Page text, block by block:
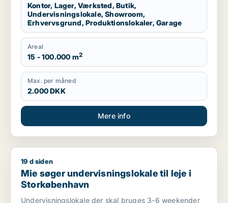
Kontor, Lager, Værksted, Butik,
Undervisningslokale, Showroom,
Erhvervsgrund, Produktionslokaler, Garage
Areal
15 - 100.000 m2
Max. per måned
2.000 DKK
Mere info
Mie søger undervisningslokale til leje i Storkøbenhavn
19 d siden
Mie søger undervisningslokale til leje i
Storkøbenhavn
Undervisningslokale der skal bruges 3-6 weekender